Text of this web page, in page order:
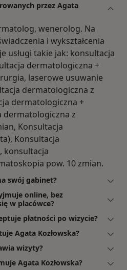
przez Agata
wenerolog. Na
i wykształcenia
usługi takie jak: konsultacja
dermatologiczna +
laserowe usuwanie
dermatologiczna z
dermatologiczna +
z
Konsultacja
Konsultacja
konsultacja
pow. 10 zmian.
swój gabinet?
online, bez
w placówce?
płatności po wizycie?
Agata Kozłowska?
wizyty?
Agata Kozłowska?